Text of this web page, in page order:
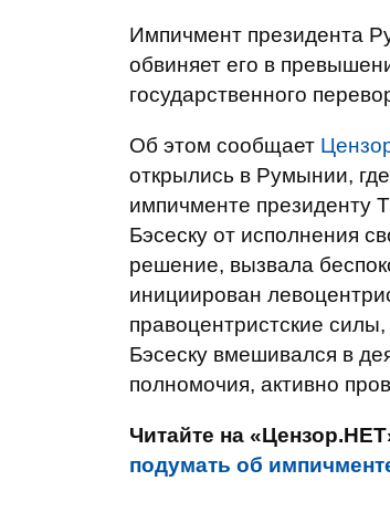
Импичмент президента
обвиняет его в
государственного
Об этом сообщает
открылись в Румынии,
импичменте президенту
Бэсеску от исполнения
решение, вызвала
инициирован
правоцентристские
Бэсеску вмешивался в
полномочия, активно
Читайте на
подумать об